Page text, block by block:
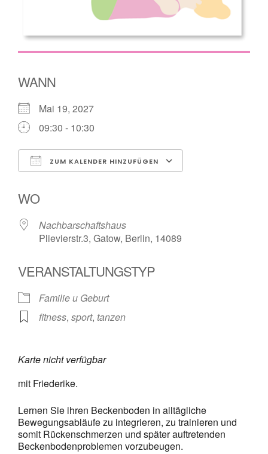
WANN
Mai 19, 2027
09:30 - 10:30
ZUM KALENDER HINZUFÜGEN
WO
Nachbarschaftshaus
Plievierstr.3, Gatow, Berlin, 14089
VERANSTALTUNGSTYP
Familie u Geburt
fitness, sport, tanzen
Karte nicht verfügbar
mit Friederike.
Lernen Sie ihren Beckenboden in alltägliche
Bewegungsabläufe zu integrieren, zu trainieren und
somit Rückenschmerzen und später auftretenden
Beckenbodenproblemen vorzubeugen.